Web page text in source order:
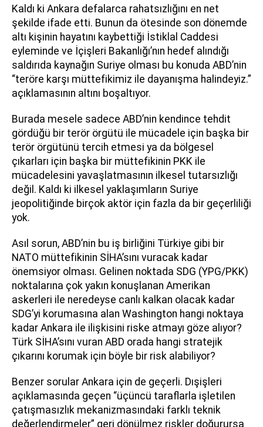
Kaldı ki Ankara defalarca rahatsızlığını en net
şekilde ifade etti. Bunun da ötesinde son dönemde
altı kişinin hayatını kaybettiği İstiklal Caddesi
eyleminde ve İçişleri Bakanlığı’nın hedef alındığı
saldırıda kaynağın Suriye olması bu konuda ABD’nin
“teröre karşı müttefikimiz ile dayanışma halindeyiz.”
açıklamasının altını boşaltıyor.
Burada mesele sadece ABD’nin kendince tehdit
gördüğü bir terör örgütü ile mücadele için başka bir
terör örgütünü tercih etmesi ya da bölgesel
çıkarları için başka bir müttefikinin PKK ile
mücadelesini yavaşlatmasının ilkesel tutarsızlığı
değil. Kaldı ki ilkesel yaklaşımların Suriye
jeopolitiğinde birçok aktör için fazla da bir geçerliliği
yok.
Asıl sorun, ABD’nin bu iş birliğini Türkiye gibi bir
NATO müttefikinin SİHA’sını vuracak kadar
önemsiyor olması. Gelinen noktada SDG (YPG/PKK)
noktalarına çok yakın konuşlanan Amerikan
askerleri ile neredeyse canlı kalkan olacak kadar
SDG’yi korumasına alan Washington hangi noktaya
kadar Ankara ile ilişkisini riske atmayı göze alıyor?
Türk SİHA’sını vuran ABD orada hangi stratejik
çıkarını korumak için böyle bir risk alabiliyor?
Benzer sorular Ankara için de geçerli. Dışişleri
açıklamasında geçen “üçüncü taraflarla işletilen
çatışmasızlık mekanizmasındaki farklı teknik
değerlendirmeler” geri dönülmez riskler doğurursa